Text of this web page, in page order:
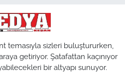
temasıyla sizleri buluştururken,
getiriyor. Şatafattan kaçınıyor
bir altyapı sunuyor.